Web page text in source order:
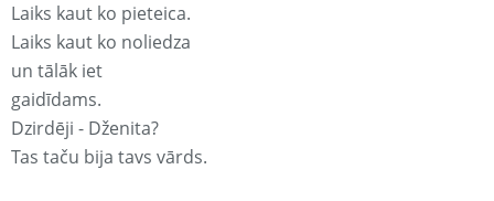
Laiks kaut ko pieteica.
Laiks kaut ko noliedza
un tālāk iet
gaidīdams.
Dzirdēji - Dženita?
Tas taču bija tavs vārds.